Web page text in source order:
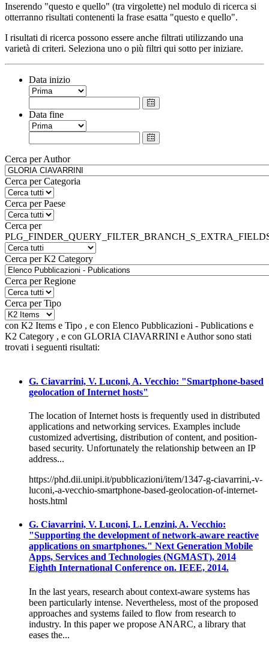
Inserendo "questo e quello" (tra virgolette) nel modulo di ricerca si
otterranno risultati contenenti la frase esatta "questo e quello".
I risultati di ricerca possono essere anche filtrati utilizzando una
varietà di criteri. Seleziona uno o più filtri qui sotto per iniziare.
Data inizio
Data fine
Cerca per Author
Cerca per Categoria
Cerca per Paese
Cerca per
Cerca per K2 Category
Cerca per Regione
Cerca per Tipo
con K2 Items e Tipo , e con Elenco Pubblicazioni - Publications e
K2 Category , e con GLORIA CIAVARRINI e Author sono stati
trovati i seguenti risultati:
G. Ciavarrini, V. Luconi, A. Vecchio: "Smartphone-based
geolocation of Internet hosts"
The location of Internet hosts is frequently used in distributed
applications and networking services. Examples include
customized advertising, distribution of content, and position-
based security. Unfortunately the relationship between an IP
address...
https://phd.dii.unipi.it/pubblicazioni/item/1347-g-ciavarrini,-v-
luconi,-a-vecchio-smartphone-based-geolocation-of-internet-
hosts.html
G. Ciavarrini, V. Luconi, L. Lenzini, A. Vecchio:
"Supporting the development of network-aware reactive
applications on smartphones." Next Generation Mobile
Apps, Services and Technologies (NGMAST), 2014
Eighth International Conference on. IEEE, 2014.
In the last years, research about context-aware systems has
been particularly intense. Nevertheless, most of the proposed
approaches and systems failed to flow from research to
industry. In this paper we propose ANARC, a library that
eases the...